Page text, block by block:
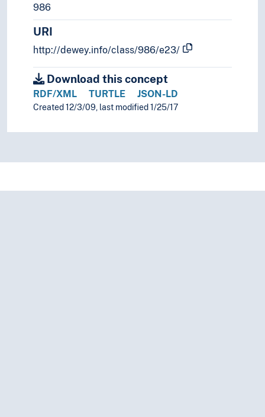
986
URI
http://dewey.info/class/986/e23/
Download this concept
RDF/XML TURTLE JSON-LD
Created 12/3/09, last modified 1/25/17